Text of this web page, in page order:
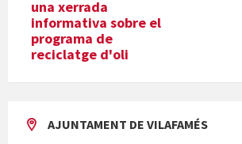
una xerrada
informativa sobre el
programa de
reciclatge d'oli
AJUNTAMENT DE VILAFAMÉS